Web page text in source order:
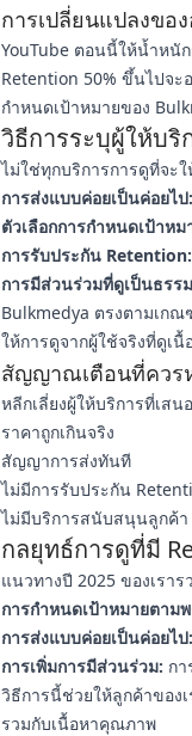
การเปลี่ยนแปลงขอ
YouTube ตอนนี้ให้น้ำหนั
Retention 50% ขึ้นไปจ
กำหนดเป้าหมายของ
วิธีการระบุผู้ให้บ
ไม่ใช่ทุกบริการการดูที่จะ
การส่งแบบค่อยเป็นค่อยไป:
ตัวเลือกการกำหนดเป้าห
การรับประกัน Retention:
การมีส่วนร่วมที่ดูเป็นธรร
Bulkmedya ตรงตามเก
ให้การดูจากผู้ใช้จริงที่ดูเ
สัญญาณเตือนที่ควร
หลีกเลี่ยงผู้ให้บริการที่เสน
ราคาถูกเกินจริง
สัญญาการส่งทันที
ไม่มีการรับประกัน
ไม่มีบริการสนับสนุนลูกค้า
กลยุทธ์การดูที่มี
แนวทางปี 2025 ของเรา
การกำหนดเป้าหมายตาม
การส่งแบบค่อยเป็นค่อยไป:
การเพิ่มการมีส่วนร่วม: ก
วิธีการนี้ช่วยให้ลูกค้าของเ
รวมกับเนื้อหาคุณภาพ